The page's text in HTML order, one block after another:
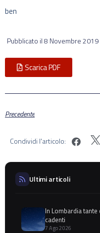
ben
Pubblicato il8 Novembre 2019
Scarica PDF
Precedente
Condividi l'articolo:
Ultimi articoli
In Lombardia
cadenti
7 Ago 2026